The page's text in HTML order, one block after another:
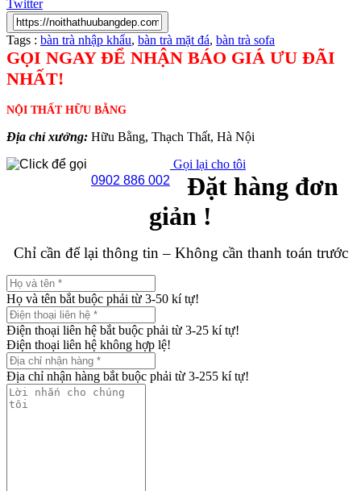
Twitter
Tags : bàn trà nhập khẩu, bàn trà mặt đá, bàn trà sofa
GỌI NGAY ĐỂ NHẬN BÁO GIÁ ƯU ĐÃI
NHẤT!
NỘI THẤT HỮU BẰNG
Địa chỉ xưởng: Hữu Bằng, Thạch Thất, Hà Nội
0902 886 002
Gọi lại cho tôi
Đặt hàng đơn
giản !
Chỉ cần để lại thông tin – Không cần thanh toán trước
Họ và tên bắt buộc phải từ 3-50 kí tự!
Điện thoại liên hệ bắt buộc phải từ 3-25 kí tự!
Điện thoại liên hệ không hợp lệ!
Địa chỉ nhận hàng bắt buộc phải từ 3-255 kí tự!